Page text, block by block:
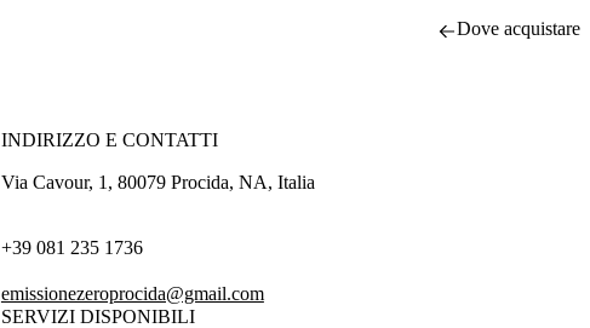
Dove acquistare
INDIRIZZO E CONTATTI
Via Cavour, 1, 80079 Procida, NA, Italia
+39 081 235 1736
emissionezeroprocida@gmail.com
SERVIZI DISPONIBILI